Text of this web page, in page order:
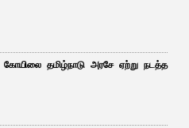
கோயிலை தமிழ்நாடு அரசே ஏற்று நடத்த